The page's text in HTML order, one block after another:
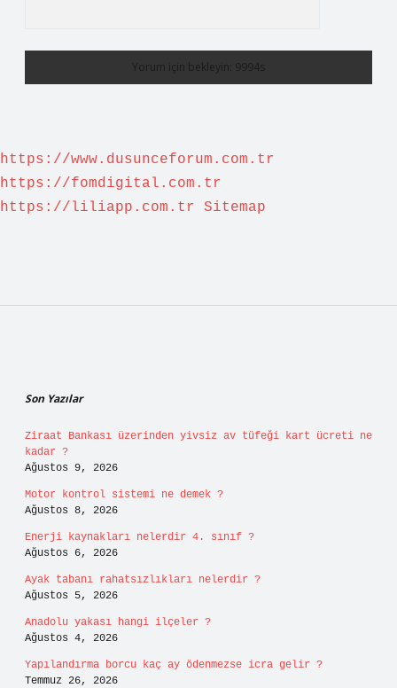
https://www.dusunceforum.com.tr
https://fomdigital.com.tr
https://liliapp.com.tr
Sitemap
Son Yazılar
Ziraat Bankası üzerinden yivsiz av tüfeği kart ücreti ne
kadar ?
Ağustos 9, 2026
Motor kontrol sistemi ne demek ?
Ağustos 8, 2026
Enerji kaynakları nelerdir 4. sınıf ?
Ağustos 6, 2026
Ayak tabanı rahatsızlıkları nelerdir ?
Ağustos 5, 2026
Anadolu yakası hangi ilçeler ?
Ağustos 4, 2026
Yapılandırma borcu kaç ay ödenmezse icra gelir ?
Temmuz 26, 2026